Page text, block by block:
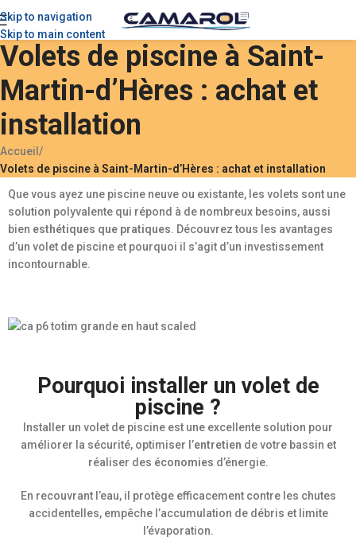
Skip to navigation
Skip to main content
Volets de piscine à Saint-
Martin-d’Hères : achat et
installation
Accueil /
Volets de piscine à Saint-Martin-d’Hères : achat et installation
Que vous ayez une piscine neuve ou existante, les volets sont une
solution polyvalente qui répond à de nombreux besoins, aussi
bien esthétiques que pratiques. Découvrez tous les avantages
d’un volet de piscine et pourquoi il s’agit d’un investissement
incontournable.
Pourquoi installer un volet de
piscine ?
Installer un volet de piscine est une excellente solution pour
améliorer la sécurité, optimiser l’entretien de votre bassin et
réaliser des économies d’énergie.
En recouvrant l’eau, il protège efficacement contre les chutes
accidentelles, empêche l’accumulation de débris et limite
l’évaporation.